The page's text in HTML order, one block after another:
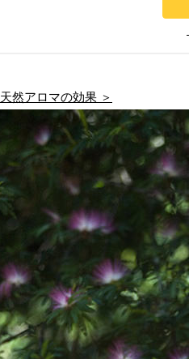
天然アロマの効果 ＞